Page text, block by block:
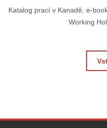
Katalog prací v Kanadě, e-
Working